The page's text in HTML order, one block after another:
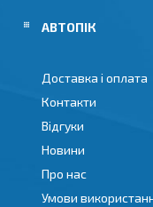
АВТОПІК
Доставка і оплата
Контакти
Відгуки
Новини
Про нас
Умови